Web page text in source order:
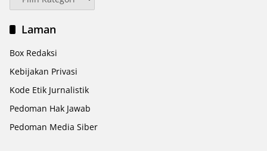
Laman
Box Redaksi
Kebijakan Privasi
Kode Etik Jurnalistik
Pedoman Hak Jawab
Pedoman Media Siber